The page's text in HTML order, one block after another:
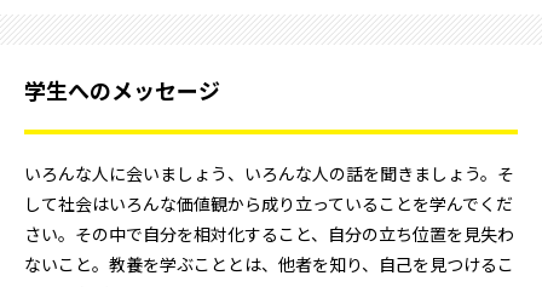
学生へのメッセージ
いろんな人に会いましょう、いろんな人の話を聞きましょう。そ
して社会はいろんな価値観から成り立っていることを学んでくだ
さい。その中で自分を相対化すること、自分の立ち位置を見失わ
ないこと。教養を学ぶこととは、他者を知り、自己を見つけるこ